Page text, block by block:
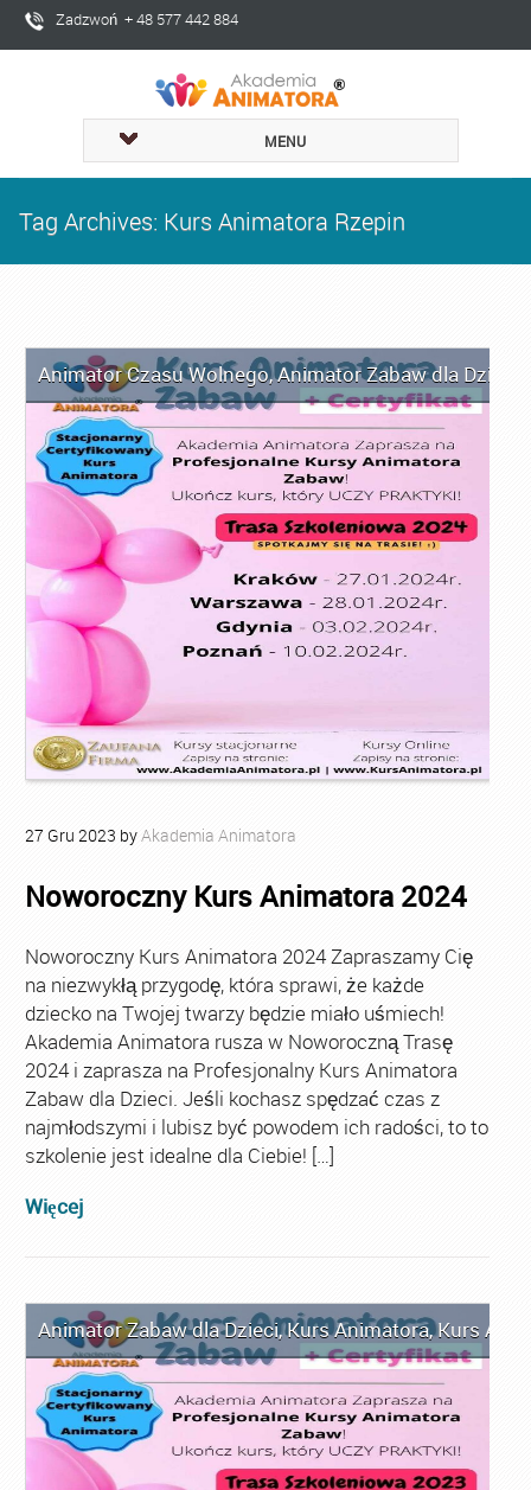
Zadzwoń + 48 577 442 884
MENU
Tag Archives: Kurs Animatora Rzepin
Animator Czasu Wolnego,Animator Zabaw dla Dzieci
27 Gru 2023 byAkademia Animatora
Noworoczny Kurs Animatora 2024
Noworoczny Kurs Animatora 2024 Zapraszamy Cię
na niezwykłą przygodę, która sprawi, że każde
dziecko na Twojej twarzy będzie miało uśmiech!
Akademia Animatora rusza w Noworoczną Trasę
2024 i zaprasza na Profesjonalny Kurs Animatora
Zabaw dla Dzieci. Jeśli kochasz spędzać czas z
najmłodszymi i lubisz być powodem ich radości, to to
szkolenie jest idealne dla Ciebie! […]
Więcej
Animator Zabaw dla Dzieci,Kurs Animatora,Kurs